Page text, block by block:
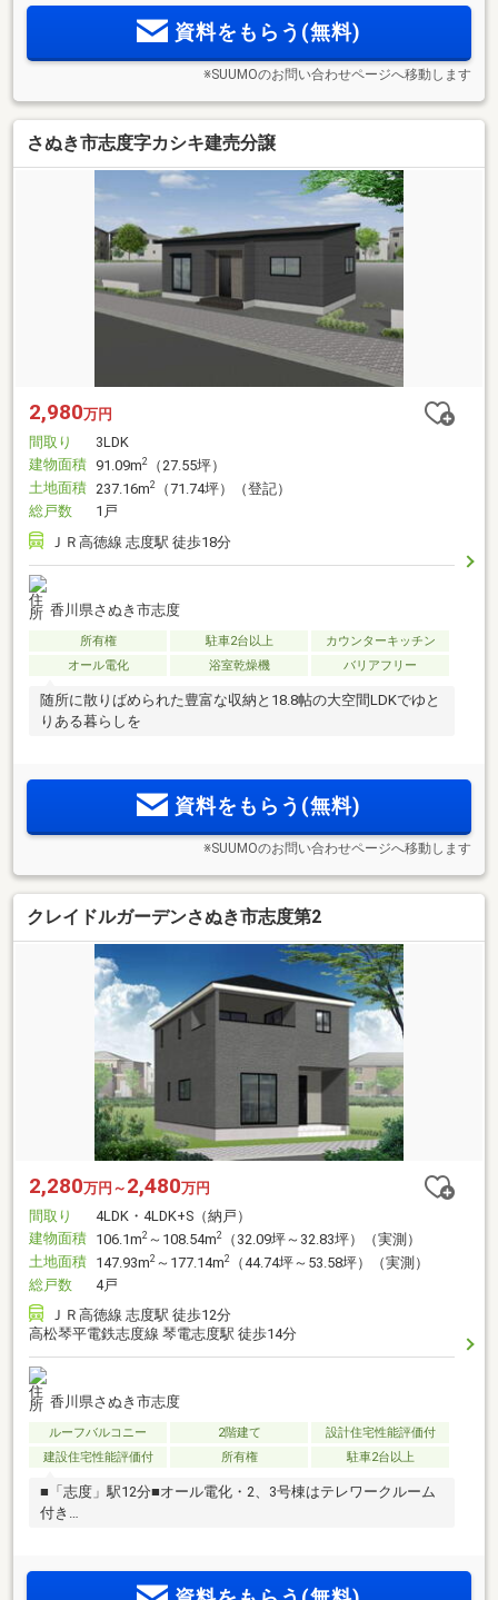
資料をもらう(無料)
※SUUMOのお問い合わせページへ移動します
さぬき市志度字カシキ建売分譲
2,980万円
間取り
3LDK
建物面積 91.09m2
（27.55坪）
土地面積 237.16m2
（71.74坪）（登記）
総戸数
1戸
ＪＲ高徳線 志度駅 徒歩18分
香川県さぬき市志度
所有権 駐車2台以上
カウンターキッチン
オール電化
浴室乾燥機 バリアフリー
随所に散りばめられた豊富な収納と18.8帖の大空間LDKでゆと
りある暮らしを
資料をもらう(無料)
※SUUMOのお問い合わせページへ移動します
クレイドルガーデンさぬき市志度第2
2,280万円～ 2,480万円
間取り
4LDK・4LDK+S（納戸）
建物面積 106.1m2 ～108.54m2
（32.09坪～32.83坪）（実測）
土地面積 147.93m2 ～177.14m2
（44.74坪～53.58坪）（実測）
総戸数
4戸
ＪＲ高徳線 志度駅 徒歩12分
高松琴平電鉄志度線 琴電志度駅 徒歩14分
香川県さぬき市志度
ルーフバルコニー 2階建て
設計住宅性能評価付
建設住宅性能評価付
所有権 駐車2台以上
■「志度」駅12分■オール電化・2、3号棟はテレワークルーム
付き